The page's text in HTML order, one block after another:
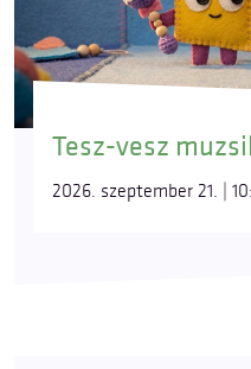
Tesz-vesz
2026. szeptember 21. |